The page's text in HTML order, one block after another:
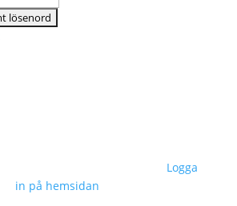
Logga
in på hemsidan